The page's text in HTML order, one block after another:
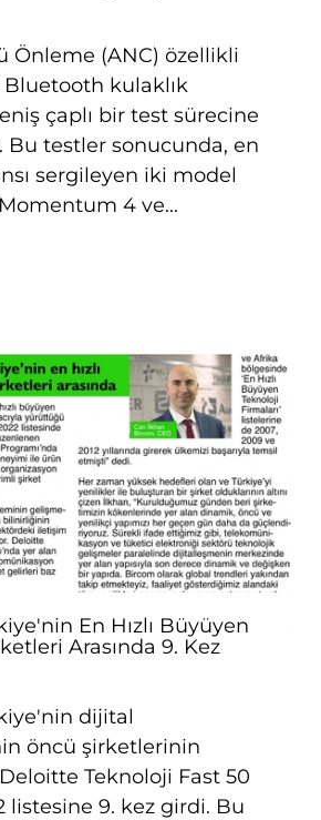
Önleme (ANC) özellikli
kulaklık
çaplı bir test sürecine
testler sonucunda, en
sergileyen iki model
4 ve...
En Hızlı Büyüyen
Arasında 9. Kez
dijital
öncü şirketlerinin
Teknoloji Fast 50
listesine 9. kez girdi. Bu